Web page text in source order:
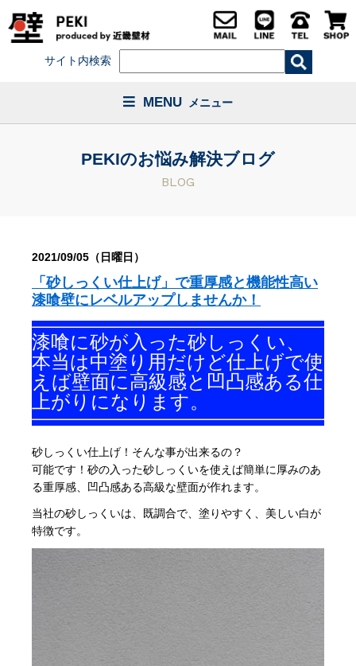
サイト内検索
MENU メニュー
PEKIのお悩み解決ブログ
BLOG
2021/09/05（日曜日）
「砂しっくい仕上げ」で重厚感と機能性高い
漆喰壁にレベルアップしませんか！
漆喰に砂が入った砂しっくい、
本当は中塗り用だけど仕上げで使
えば壁面に高級感と凹凸感ある仕
上がりになります。
砂しっくい仕上げ！そんな事が出来るの？
可能です！砂の入った砂しっくいを使えば簡単に厚みのあ
る重厚感、凹凸感ある高級な壁面が作れます。
当社の砂しっくいは、既調合で、塗りやすく、美しい白が
特徴です。